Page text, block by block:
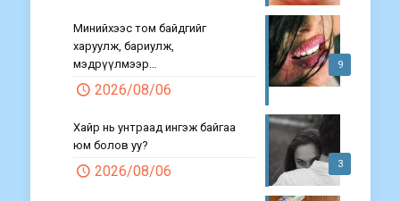
9
Минийхээс том байдгийг
харуулж, бариулж,
мэдрүүлмээр…
2026/08/06
3
Хайр нь унтраад ингэж байгаа
юм болов уу?
2026/08/06